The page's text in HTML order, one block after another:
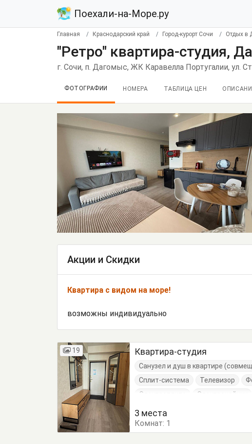
Поехали-на-Море.ру
Главная Краснодарский край Город-курорт Сочи Отдых в
"Ретро" квартира-студия,
г. Сочи, п. Дагомыс, ЖК Каравелла Португалии, ул.
ФОТОГРАФИИ НОМЕРА ТАБЛИЦА ЦЕН
Акции и Скидки
Квартира с видом на море!
возможны индивидуально
19 Квартира-студия
Санузел и душ в квартире
Сплит-система
Телевизор
Электроплита
Электрочайник
Стулья
3 места
Комнат: 1